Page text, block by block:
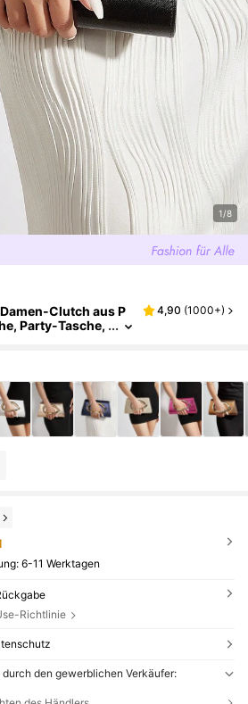
1/8
Clutch aus P
Party-Tasche,
4,90 (1000+)
6-11 Werktagen
Richtlinie
den gewerblichen Verkäufer: